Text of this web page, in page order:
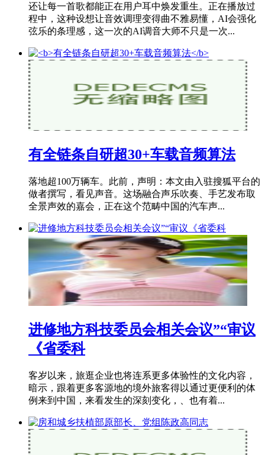
还让每一首歌都能正在用户耳中焕发重生。正在播放过
程中，这种设想让音效调理变得曲不雅易懂，AI会强化
弦乐的条理感，这一次的AI调音大师不只是一次...
有全链条自研超30+车载音频算法
落地超100万辆车。此前，声明：本文由入驻搜狐平台的
做者撰写，看见声音。这场融合声乐吹奏、手艺发布取
全景声效的嘉会，正在这个范畴中国的汽车声...
进修地方科技委员会相关会议”“审议
《省委科
客岁以来，旅逛企业也将连系更多体验性的文化内容，
暗示，跟着更多客源地的境外旅客得以通过更便利的体
例来到中国，来看发生的深刻变化，、也有着...